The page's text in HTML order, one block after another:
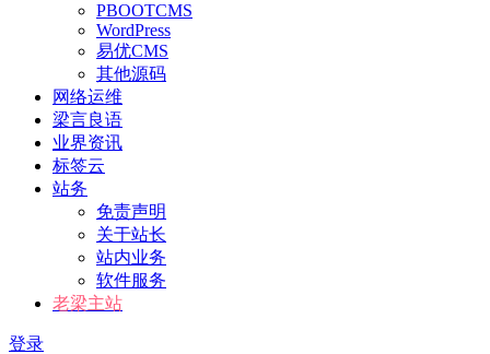
PBOOTCMS
WordPress
易优CMS
其他源码
网络运维
梁言良语
业界资讯
标签云
站务
免责声明
关于站长
站内业务
软件服务
老梁主站
登录